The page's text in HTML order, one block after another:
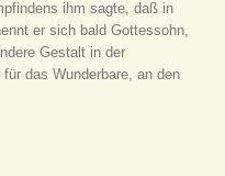
ihm sagte, daß in
er sich bald Gottessohn,
Gestalt in der
das Wunderbare, an den